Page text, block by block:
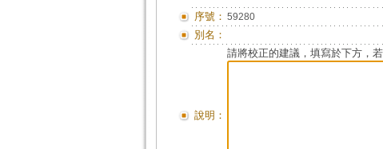
序號： 59280
別名：
說明：
請將校正的建議，填寫於下方，